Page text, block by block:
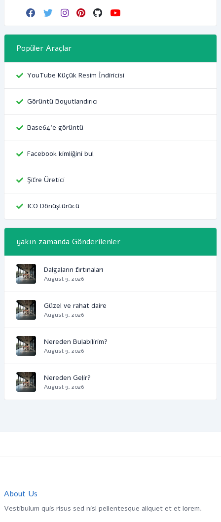
Popüler Araçlar
YouTube Küçük Resim İndiricisi
Görüntü Boyutlandırıcı
Base64'e görüntü
Facebook kimliğini bul
Şifre Üretici
ICO Dönüştürücü
yakın zamanda Gönderilenler
Dalgaların fırtınaları
August 9, 2026
Güzel ve rahat daire
August 9, 2026
Nereden Bulabilirim?
August 9, 2026
Nereden Gelir?
August 9, 2026
About Us
Vestibulum quis risus sed nisl pellentesque aliquet et et lorem.